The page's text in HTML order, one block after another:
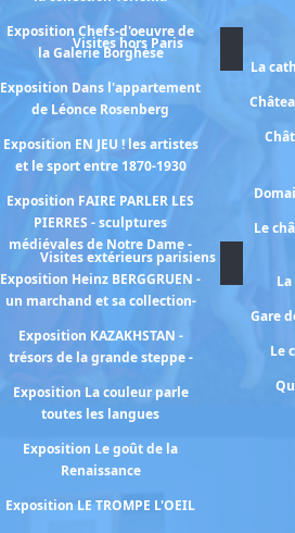
Exposition Chefs-d'oeuvre de
la Galerie Borghèse
Exposition Dans l'appartement
de Léonce Rosenberg
Exposition EN JEU ! les artistes
et le sport entre 1870-1930
Exposition FAIRE PARLER LES
PIERRES - sculptures
médiévales de Notre Dame -
Exposition Heinz BERGGRUEN -
un marchand et sa collection-
Exposition KAZAKHSTAN -
trésors de la grande steppe -
Exposition La couleur parle
toutes les langues
Exposition Le goût de la
Renaissance
Exposition LE TROMPE L'OEIL
Visites hors Paris
La
Le
Visites extérieurs parisiens
Gare
Le